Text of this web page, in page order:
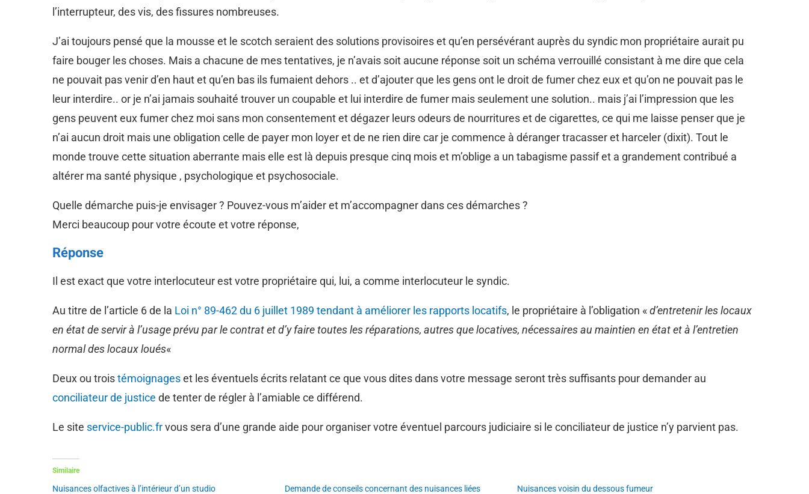
l’interrupteur, des vis, des fissures nombreuses.
J’ai toujours pensé que la mousse et le scotch seraient des solutions provisoires et qu’en persévérant auprès du syndic mon propriétaire aurait pu
faire bouger les choses. Mais a chacune de mes tentatives, je n’avais soit aucune réponse soit un schéma verrouillé consistant à me dire que cela
ne pouvait pas venir d’en haut et qu’en bas ils fumaient dehors .. et d’ajouter que les gens ont le droit de fumer chez eux et qu’on ne pouvait pas le
leur interdire.. or je n’ai jamais souhaité trouver un coupable et lui interdire de fumer mais seulement une solution.. mais j’ai l’impression que les
gens peuvent eux fumer chez moi sans mon consentement et dégazer leurs odeurs de nourritures et de cigarettes, ce qui me laisse penser que je
n’ai aucun droit mais une obligation celle de payer mon loyer et de ne rien dire car je commence à déranger tracasser et harceler (dixit). Tout le
monde trouve cette situation aberrante mais elle est là depuis presque cinq mois et m’oblige a un tabagisme passif et a grandement contribué a
altérer ma santé physique , psychologique et psychosociale.
Quelle démarche puis-je envisager ? Pouvez-vous m’aider et m’accompagner dans ces démarches ?
Merci beaucoup pour votre écoute et votre réponse,
Réponse
Il est exact que votre interlocuteur est votre propriétaire qui, lui, a comme interlocuteur le syndic.
Au titre de l’article 6 de la Loi n° 89-462 du 6 juillet 1989 tendant à améliorer les rapports locatifs, le propriétaire à l’obligation «d’entretenir les locaux
en état de servir à l’usage prévu par le contrat et d’y faire toutes les réparations, autres que locatives, nécessaires au maintien en état et à l’entretien
normal des locaux loués«
Deux ou troistémoignageset les éventuels écrits relatant ce que vous dites dans votre message seront très suffisants pour demander au
conciliateur de justice de tenter de régler à l’amiable ce différend.
Le site service-public.frvous sera d’une grande aide pour organiser votre éventuel parcours judiciaire si le conciliateur de justice n’y parvient pas.
Similaire
Nuisances olfactives à l’intérieur d’un studio
Demande de conseils concernant des nuisances liées
Nuisances voisin du dessous fumeur